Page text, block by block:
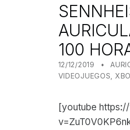
100
12/12/2019
VIDEOJUEGOS
[youtube